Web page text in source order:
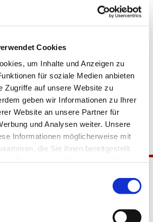
Cookies
um Inhalte und Anzeigen zu
für soziale Medien anbieten
Zugriffe auf unsere Website zu
geben wir Informationen zu Ihrer
Website an unsere Partner für
und Analysen weiter. Unsere
Informationen möglicherweise mit
die Sie ihnen bereitgestellt